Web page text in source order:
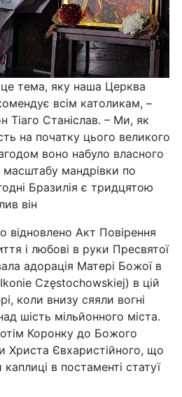
тема, яку наша Церква
всім католикам, –
Тіаго Станіслав. – Ми, як
на початку цього великого
воно набуло власного
мандрівки по
Бразилія є тридцятою
він
відновлено Акт Повірення
і любові в руки Пресвятої
адорація Матері Божої в
Częstochowskiej) в цій
коли внизу сяяли вогні
шість мільйонного міста.
Коронку до Божого
Христа Євхаристійного, що
в постаменті статуї